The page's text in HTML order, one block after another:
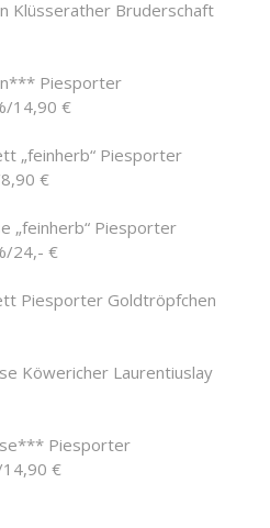
Klüsserather Bruderschaft
Piesporter
14,90 €
„feinherb“ Piesporter
€
„feinherb“ Piesporter
24,- €
Piesporter Goldtröpfchen
Köwericher Laurentiuslay
Piesporter
€